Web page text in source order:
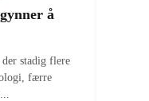
å
stadig flere
færre